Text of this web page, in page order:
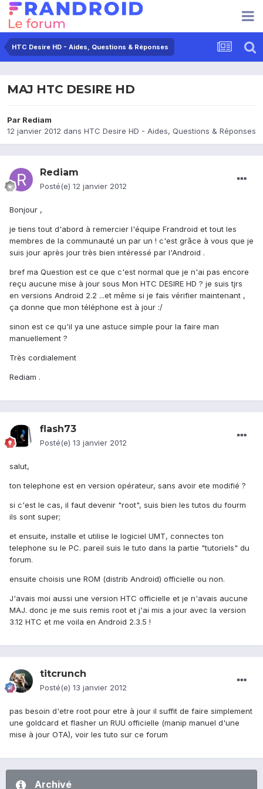
HTC Desire HD - Aides, Questions & Réponses
MAJ HTC DESIRE HD
Par Rediam
12 janvier 2012 dans HTC Desire HD - Aides, Questions & Réponses
Rediam
Posté(e) 12 janvier 2012
Bonjour ,
je tiens tout d'abord à remercier l'équipe Frandroid et tout les
membres de la communauté un par un ! c'est grâce à vous que je
suis jour après jour très bien intéressé par l'Android .
bref ma Question est ce que c'est normal que je n'ai pas encore
reçu aucune mise à jour sous Mon HTC DESIRE HD ? je suis tjrs
en versions Android 2.2 ...et même si je fais vérifier maintenant ,
ça donne que mon téléphone est à jour :/
sinon est ce qu'il ya une astuce simple pour la faire man
manuellement ?
Très cordialement
Rediam .
flash73
Posté(e) 13 janvier 2012
salut,
ton telephone est en version opérateur, sans avoir ete modifié ?
si c'est le cas, il faut devenir "root", suis bien les tutos du fourm
ils sont super;
et ensuite, installe et utilise le logiciel UMT, connectes ton
telephone su le PC. pareil suis le tuto dans la partie "tutoriels" du
forum.
ensuite choisis une ROM (distrib Android) officielle ou non.
J'avais moi aussi une version HTC officielle et je n'avais aucune
MAJ. donc je me suis remis root et j'ai mis a jour avec la version
3.12 HTC et me voila en Android 2.3.5 !
titcrunch
Posté(e) 13 janvier 2012
pas besoin d'etre root pour etre à jour il suffit de faire simplement
une goldcard et flasher un RUU officielle (manip manuel d'une
mise à jour OTA), voir les tuto sur ce forum
Archivé